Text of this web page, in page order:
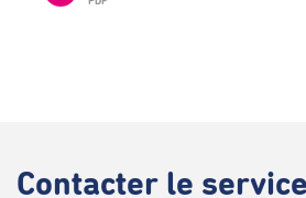
Contacter le service